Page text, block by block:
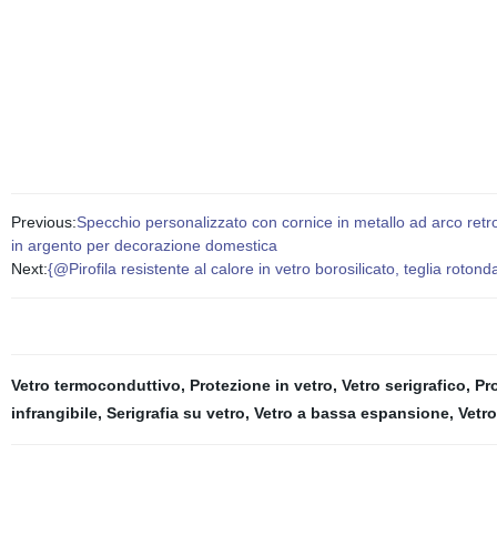
Previous:Specchio personalizzato con cornice in metallo ad arco
in argento per decorazione domestica
Next:{@Pirofila resistente al calore in vetro borosilicato, teglia
Vetro termoconduttivo, Protezione in vetro, Vetro serigrafico,
infrangibile, Serigrafia su vetro, Vetro a bassa espansione,